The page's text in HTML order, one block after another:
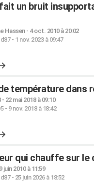
un bruit
Hassen- 4 oct. 2010 à 20:02
- 1 nov. 2023 à 09:47
température dans
- 22 mai 2018 à 09:10
- 9 nov. 2018 à 18:42
qui chauffe sur le
juin 2010 à 11:59
- 25 juin 2026 à 18:52